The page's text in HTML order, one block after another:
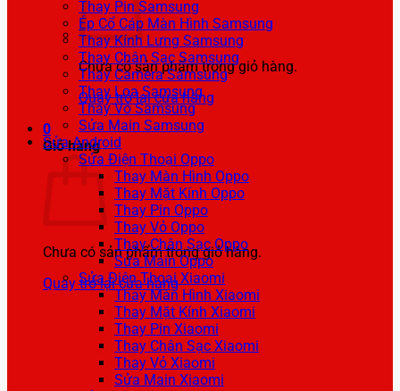
Chưa có sản phẩm trong giỏ hàng.
Quay trở lại cửa hàng
0
Giỏ hàng
Chưa có sản phẩm trong giỏ hàng.
Quay trở lại cửa hàng
Thay Pin Samsung
Ép Cổ Cáp Màn Hình Samsung
Thay Kính Lưng Samsung
Thay Chân Sạc Samsung
Thay Camera Samsung
Thay Loa Samsung
Thay Vỏ Samsung
Sửa Main Samsung
Sửa Android
Sửa Điện Thoại Oppo
Thay Màn Hình Oppo
Thay Mặt Kính Oppo
Thay Pin Oppo
Thay Vỏ Oppo
Thay Chân Sạc Oppo
Sửa Main Oppo
Sửa Điện Thoại Xiaomi
Thay Màn Hình Xiaomi
Thay Mặt Kính Xiaomi
Thay Pin Xiaomi
Thay Chân Sạc Xiaomi
Thay Vỏ Xiaomi
Sửa Main Xiaomi